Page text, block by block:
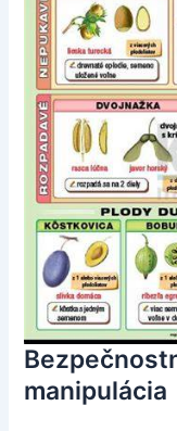
manipulácia